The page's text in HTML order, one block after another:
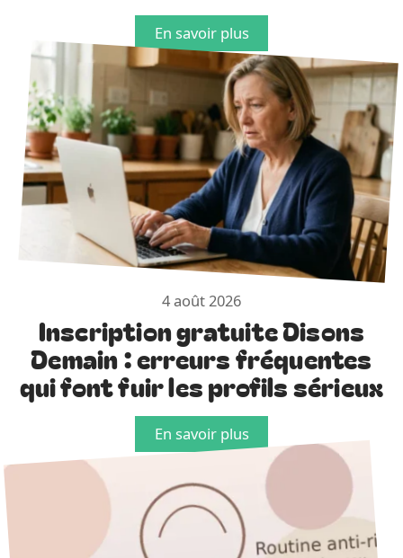
En savoir plus
4 août 2026
Inscription gratuite Disons
Demain : erreurs fréquentes
qui font fuir les profils sérieux
En savoir plus